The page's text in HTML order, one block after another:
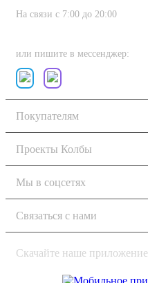
На связи с 7:00 до 20:00
или пишите в мессенджер:
Покупателям
Проекты Колбы
Мы в соцсетях
Связаться с нами
Скачайте наше приложение